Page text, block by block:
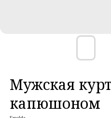
Мужская
капюшоном